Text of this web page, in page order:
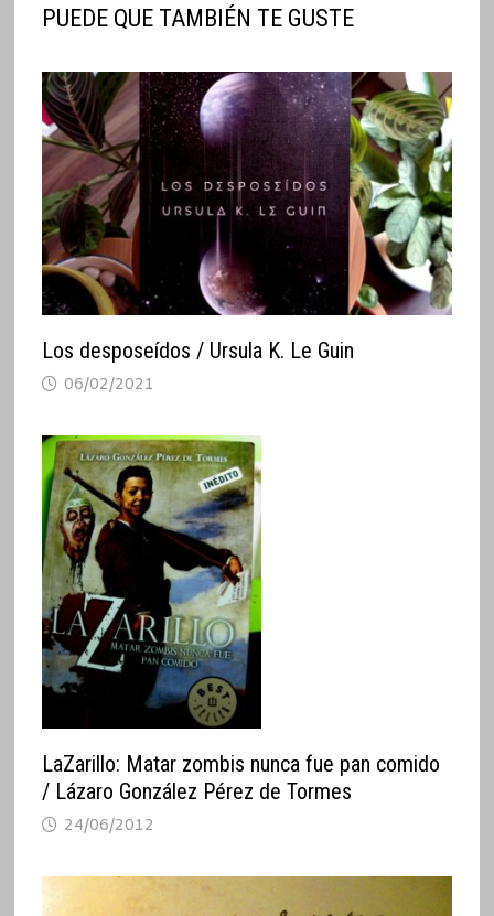
PUEDE QUE TAMBIÉN TE GUSTE
Los desposeídos / Ursula K. Le Guin
06/02/2021
LaZarillo: Matar zombis nunca fue pan comido
/ Lázaro González Pérez de Tormes
24/06/2012